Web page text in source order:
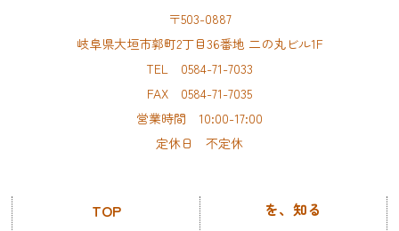
〒503-0887
岐阜県大垣市郭町2丁目36番地 二の丸ビル1F
TEL 0584-71-7033
FAX 0584-71-7035
営業時間 10:00-17:00
定休日 不定休
TOP を、知る